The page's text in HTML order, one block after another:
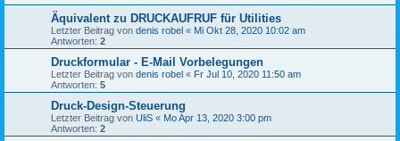
Äquivalent zu DRUCKAUFRUF für Utilities
Letzter Beitrag von denis robel « Mi Okt 28, 2020 10:02 am
Antworten: 2
Druckformular - E-Mail Vorbelegungen
Letzter Beitrag von denis robel « Fr Jul 10, 2020 11:50 am
Antworten: 5
Druck-Design-Steuerung
Letzter Beitrag von UliS « Mo Apr 13, 2020 3:00 pm
Antworten: 2